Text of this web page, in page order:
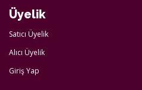
Üyelik
Satıcı Üyelik
Alıcı Üyelik
Giriş Yap